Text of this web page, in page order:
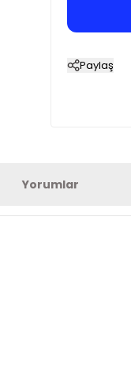
Paylaş
Yorumlar